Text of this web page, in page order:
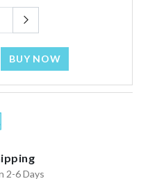
BUY NOW
2-6 Days